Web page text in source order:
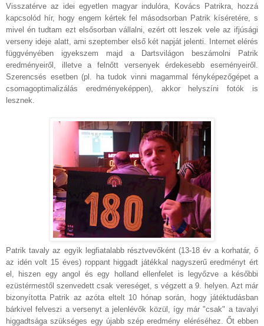
Visszatérve az idei egyetlen magyar indulóra, Kovács Patrikra, hozzá
kapcsolód hír, hogy engem kértek fel másodsorban Patrik kíséretére, s
mivel én tudtam ezt elsősorban vállalni, ezért ott leszek vele az ifjúsági
verseny ideje alatt, ami szeptember első két napját jelenti. Internet elérés
függvényében igyekszem majd a Dartsvilágon beszámolni Patrik
eredményeiről, illetve a felnőtt versenyek érdekesebb eseményeiről.
Szerencsés esetben (pl. ha tudok vinni magammal fényképezőgépet a
csomagoptimalizálás eredményeképpen), akkor helyszíni fotók is
lesznek.
Patrik tavaly az egyik legfiatalabb résztvevőként (13-18 év a korhatár, ő
az idén volt 15 éves) roppant higgadt játékkal nagyszerű eredményt ért
el, hiszen egy angol és egy holland ellenfelet is legyőzve a későbbi
ezüstérmestől szenvedett csak vereséget, s végzett a 9. helyen. Azt már
bizonyította Patrik az azóta eltelt 10 hónap során, hogy játéktudásban
bárkivel felveszi a versenyt a jelenlévők közül, így már "csak" a tavalyi
higgadtsága szükséges egy újabb szép eredmény eléréséhez. Őt ebben